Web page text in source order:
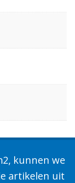
kunnen we
artikelen uit